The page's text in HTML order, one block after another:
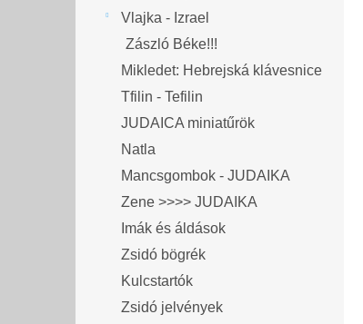
Vlajka - Izrael
Zászló Béke!!!
Mikledet: Hebrejská klávesnice
Tfilin - Tefilin
JUDAICA miniatűrök
Natla
Mancsgombok - JUDAIKA
Zene >>>> JUDAIKA
Imák és áldások
Zsidó bögrék
Kulcstartók
Zsidó jelvények